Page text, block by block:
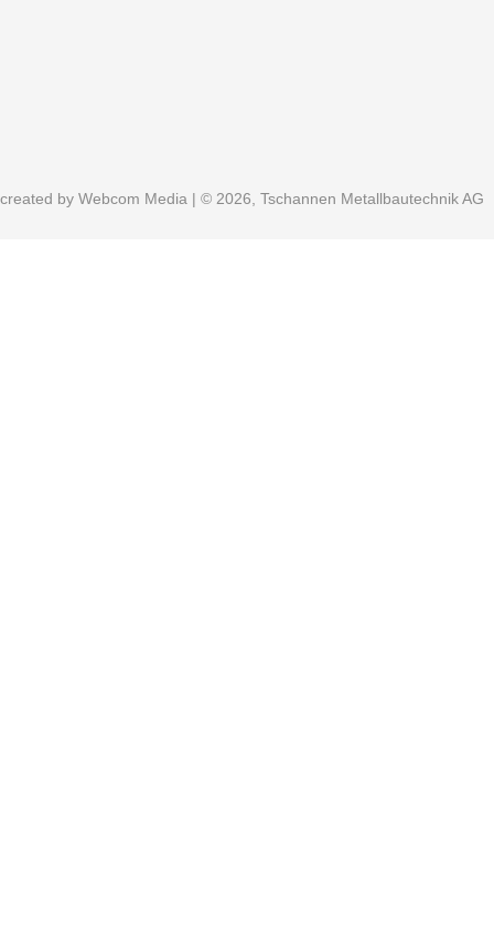
created by Webcom Media | © 2026, Tschannen Metallbautechnik AG